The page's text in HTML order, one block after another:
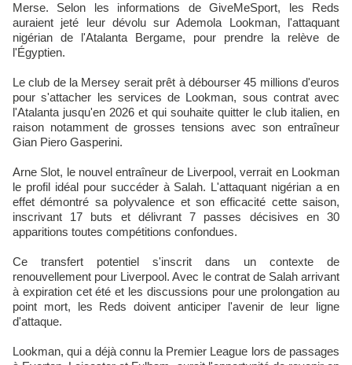
Merse. Selon les informations de GiveMeSport, les Reds
auraient jeté leur dévolu sur Ademola Lookman, l'attaquant
nigérian de l'Atalanta Bergame, pour prendre la relève de
l'Égyptien.
Le club de la Mersey serait prêt à débourser 45 millions d'euros
pour s'attacher les services de Lookman, sous contrat avec
l'Atalanta jusqu'en 2026 et qui souhaite quitter le club italien, en
raison notamment de grosses tensions avec son entraîneur
Gian Piero Gasperini.
Arne Slot, le nouvel entraîneur de Liverpool, verrait en Lookman
le profil idéal pour succéder à Salah. L'attaquant nigérian a en
effet démontré sa polyvalence et son efficacité cette saison,
inscrivant 17 buts et délivrant 7 passes décisives en 30
apparitions toutes compétitions confondues.
Ce transfert potentiel s'inscrit dans un contexte de
renouvellement pour Liverpool. Avec le contrat de Salah arrivant
à expiration cet été et les discussions pour une prolongation au
point mort, les Reds doivent anticiper l'avenir de leur ligne
d'attaque.
Lookman, qui a déjà connu la Premier League lors de passages